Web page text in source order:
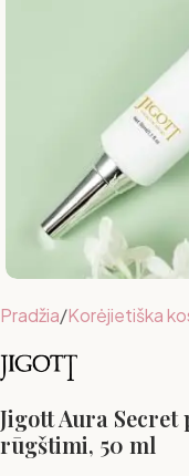
Pradžia Korėjietiška
Jigott Aura
rūgštimi, 50 ml